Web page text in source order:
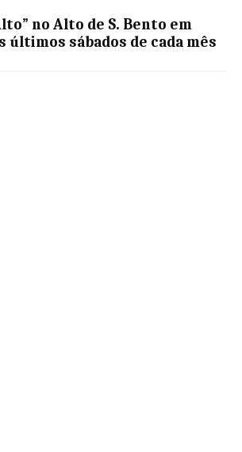
no Alto de S. Bento em
últimos sábados de cada mês